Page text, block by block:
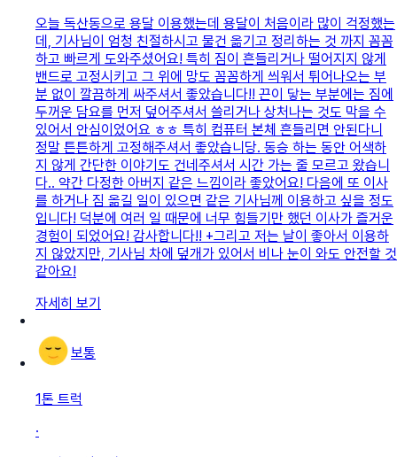
오늘 독산동으로 용달 이용했는데 용달이 처음이라 많이 걱정했는
데, 기사님이 엄청 친절하시고 물건 옮기고 정리하는 것 까지 꼼꼼
하고 빠르게 도와주셨어요! 특히 짐이 흔들리거나 떨어지지 않게
밴드로 고정시키고 그 위에 망도 꼼꼼하게 씌워서 튀어나오는 부
분 없이 깔끔하게 싸주셔서 좋았습니다!! 끈이 닿는 부분에는 짐에
두꺼운 담요를 먼저 덮어주셔서 쓸리거나 상처나는 것도 막을 수
있어서 안심이었어요 ㅎㅎ 특히 컴퓨터 본체 흔들리면 안된다니
정말 튼튼하게 고정해주셔서 좋았습니당. 동승 하는 동안 어색하
지 않게 간단한 이야기도 건네주셔서 시간 가는 줄 모르고 왔습니
다.. 약간 다정한 아버지 같은 느낌이라 좋았어요! 다음에 또 이사
를 하거나 짐 옮길 일이 있으면 같은 기사님께 이용하고 싶을 정도
입니다! 덕분에 여러 일 때문에 너무 힘들기만 했던 이사가 즐거운
경험이 되었어요! 감사합니다!! +그리고 저는 날이 좋아서 이용하
지 않았지만, 기사님 차에 덮개가 있어서 비나 눈이 와도 안전할 것
같아요!
자세히 보기
보통
1톤 트럭
·